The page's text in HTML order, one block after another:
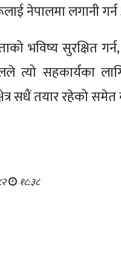
नेपालमा लगानी
भविष्य सुरक्षित
त्यो सहकार्यका
सधैं तयार रहेको समेत
१८:३८